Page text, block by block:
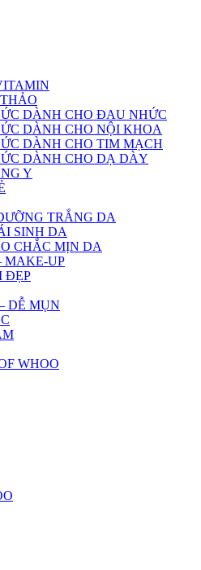
DÀNH CHO ĐAU NHỨC
DÀNH CHO NỘI KHOA
DÀNH CHO TIM MẠCH
DÀNH CHO DẠ DÀY
Y
TRẮNG DA
SINH DA
CHẮC MỊN DA
MAKE-UP
ĐẸP
DỄ MỤN
WHOO